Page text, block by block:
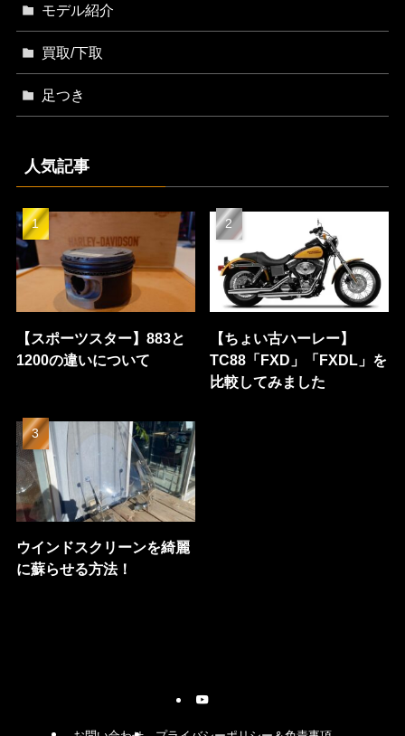
モデル紹介
買取/下取
足つき
人気記事
【スポーツスター】883と
1200の違いについて
【ちょい古ハーレー】
TC88「FXD」「FXDL」を
比較してみました
ウインドスクリーンを綺麗
に蘇らせる方法！